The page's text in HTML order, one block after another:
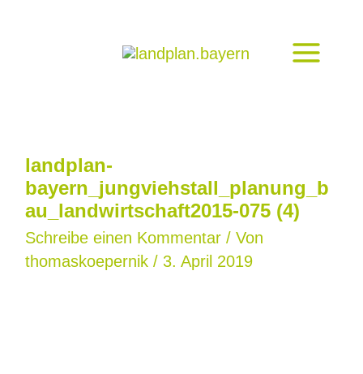
landplan-
bayern_jungviehstall_planung_b
au_landwirtschaft2015-075 (4)
Schreibe einen Kommentar / Von
thomaskoepernik / 3. April 2019